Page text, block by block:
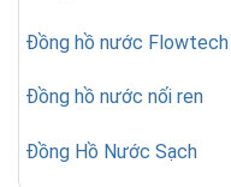
Đồng hồ nước Flowtech
Đồng hồ nước nối ren
Đồng Hồ Nước Sạch